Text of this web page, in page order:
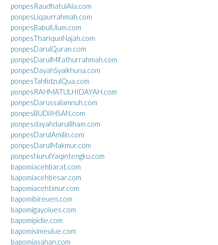
ponpesRaudhatulAla.com
ponpesLiqaurrahmah.com
ponpesBabulUlum.com
ponpesThariqunNajah.com
ponpesDarulQuran.com
ponpesDarulMifathurrahmah.com
ponpesDayahSyaikhuna.com
ponpesTahfidzulQua.com
ponpesRAHMATULHIDAYAH.com
ponpesDarussalamnuh.com
ponpesBUDiIHSAN.com
ponpesdayahdarulilham.com
ponpesDarulAmilin.com
ponpesDarulMakmur.com
ponpesNurulYaqintengku.com
bapomiacehbarat.com
bapomiacehbesar.com
bapomiacehtimur.com
bapomibireuen.com
bapomigayolues.com
bapomipidie.com
bapomisimeulue.com
bapomiasahan.com